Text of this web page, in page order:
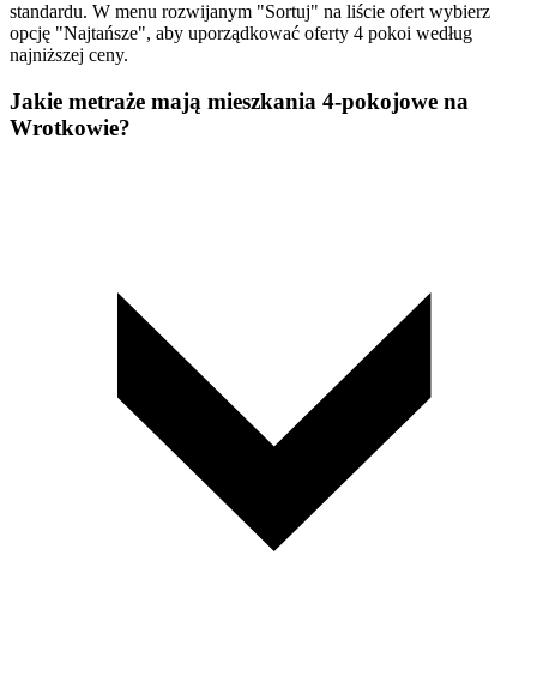
standardu. W menu rozwijanym "Sortuj" na liście ofert wybierz
opcję "Najtańsze", aby uporządkować oferty 4 pokoi według
najniższej ceny.
Jakie metraże mają mieszkania 4-pokojowe na
Wrotkowie?